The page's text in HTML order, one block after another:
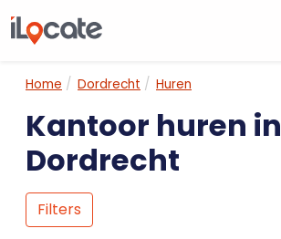
Home Dordrecht Huren
Kantoor huren in
Dordrecht
Filters